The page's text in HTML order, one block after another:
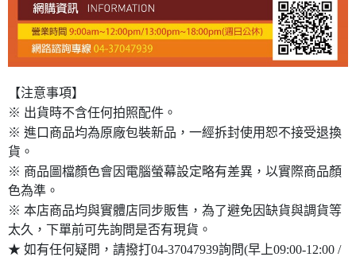
【注意事項】
※ 出貨時不含任何拍照配件。
※ 進口商品均為原廠包裝新品，一經拆封使用恕不接受退換
貨。
※ 商品圖檔顏色會因電腦螢幕設定略有差異，以實際商品顏
色為準。
※ 本店商品均與實體店同步販售，為了避免因缺貨與調貨等
太久，下單前可先詢問是否有現貨。
★ 如有任何疑問，請撥打04-37047939詢問(早上09:00-12:00 /